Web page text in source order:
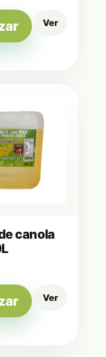
Ver
canola
Ver